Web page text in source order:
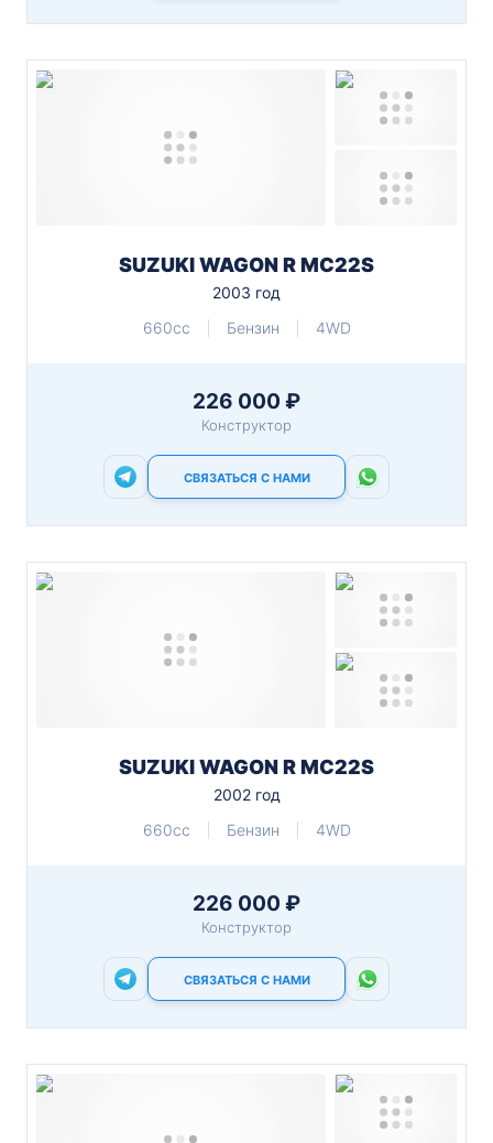
SUZUKI WAGON R MC22S
2003 год
660cc
Бензин 4WD
226 000 ₽
Конструктор
СВЯЗАТЬСЯ С НАМИ
SUZUKI WAGON R MC22S
2002 год
660cc
Бензин 4WD
226 000 ₽
Конструктор
СВЯЗАТЬСЯ С НАМИ